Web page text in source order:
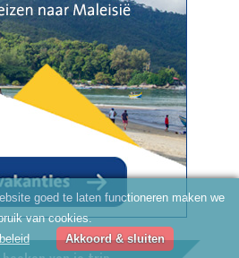
goed te laten functioneren maken we
van cookies.
Akkoord & sluiten